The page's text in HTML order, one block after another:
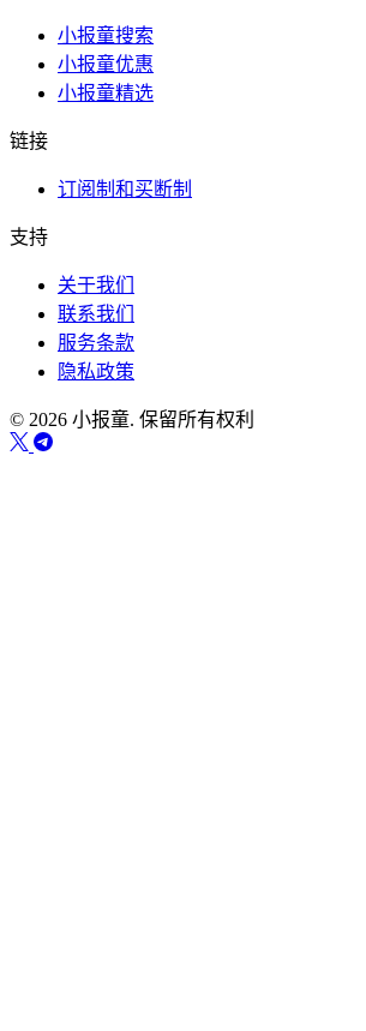
小报童搜索
小报童优惠
小报童精选
链接
订阅制和买断制
支持
关于我们
联系我们
服务条款
隐私政策
© 2026 小报童. 保留所有权利